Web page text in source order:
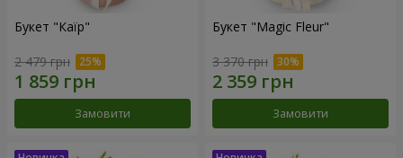
Букет "Каїр"
2 479 грн
Замовити
Букет "Magic Fleur"
3 370 грн
Замовити